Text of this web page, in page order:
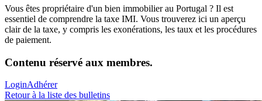
Vous êtes propriétaire d'un bien immobilier au Portugal ? Il est
essentiel de comprendre la taxe IMI. Vous trouverez ici un aperçu
clair de la taxe, y compris les exonérations, les taux et les procédures
de paiement.
Contenu réservé aux membres.
LoginAdhérer
Retour à la liste des bulletins